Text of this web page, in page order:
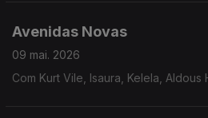
Avenidas Novas
09 mai. 2026
Com Kurt Vile, Isaura, Kelela, Aldous